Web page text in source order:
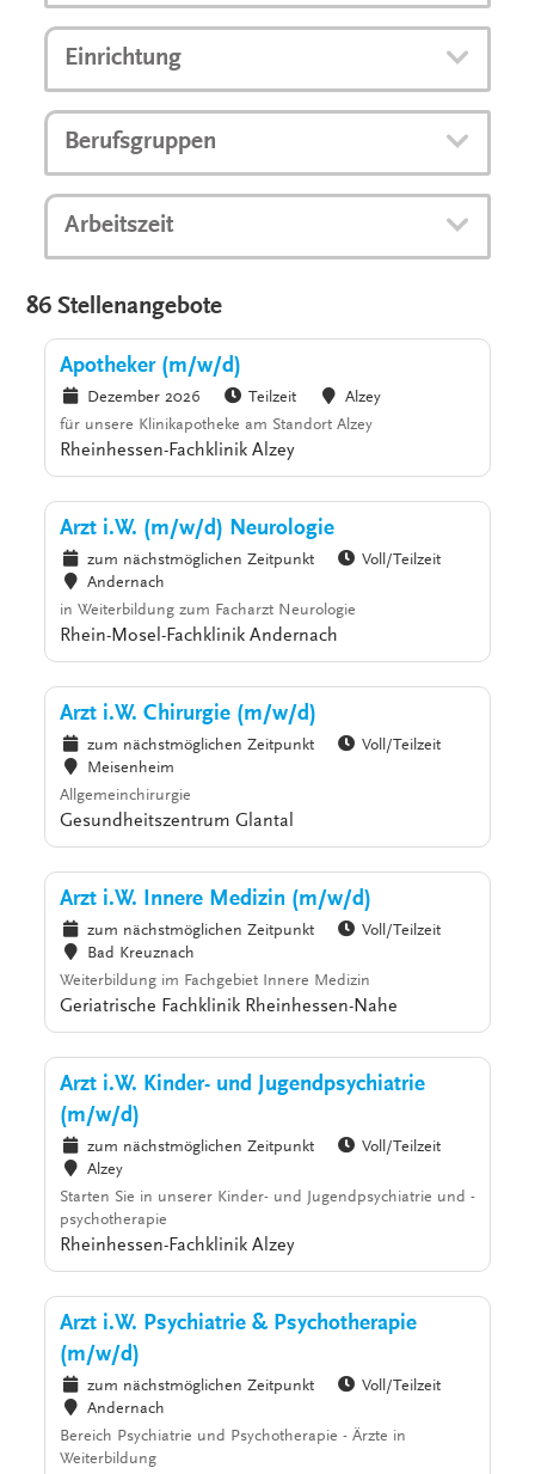
Einrichtung
Berufsgruppen
Arbeitszeit
86 Stellenangebote
Apotheker (m/w/d)
Dezember 2026 Teilzeit
Alzey
für unsere Klinikapotheke am Standort Alzey
Rheinhessen-Fachklinik Alzey
Arzt i.W. (m/w/d) Neurologie
zum nächstmöglichen Zeitpunkt
Voll/Teilzeit
Andernach
in Weiterbildung zum Facharzt Neurologie
Rhein-Mosel-Fachklinik Andernach
Arzt i.W. Chirurgie (m/w/d)
zum nächstmöglichen Zeitpunkt
Voll/Teilzeit
Meisenheim
Allgemeinchirurgie
Gesundheitszentrum Glantal
Arzt i.W. Innere Medizin (m/w/d)
zum nächstmöglichen Zeitpunkt
Voll/Teilzeit
Bad Kreuznach
Weiterbildung im Fachgebiet Innere Medizin
Geriatrische Fachklinik Rheinhessen-Nahe
Arzt i.W. Kinder- und Jugendpsychiatrie
(m/w/d)
zum nächstmöglichen Zeitpunkt
Voll/Teilzeit
Alzey
Starten Sie in unserer Kinder- und Jugendpsychiatrie und -
psychotherapie
Rheinhessen-Fachklinik Alzey
Arzt i.W. Psychiatrie & Psychotherapie
(m/w/d)
zum nächstmöglichen Zeitpunkt
Voll/Teilzeit
Andernach
Bereich Psychiatrie und Psychotherapie - Ärzte in
Weiterbildung